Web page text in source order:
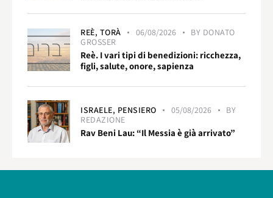
REÈ, TORÀ 06/08/2026 BY DONATO
GROSSER
Reè. I vari tipi di benedizioni: ricchezza,
figli, salute, onore, sapienza
ISRAELE, PENSIERO 05/08/2026
BY
REDAZIONE
Rav Beni Lau: “Il Messia è già arrivato”